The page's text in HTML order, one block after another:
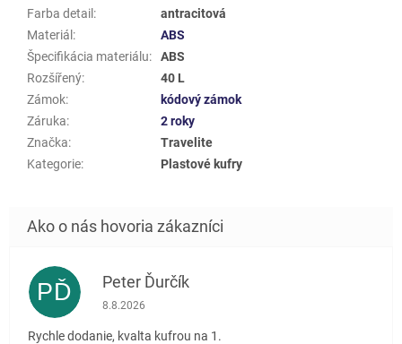
Farba detail :
antracitová
Materiál :
ABS
Špecifikácia materiálu:
ABS
Rozšířený:
40 L
Zámok:
kódový zámok
Záruka:
2 roky
Značka:
Travelite
Kategorie: Plastové kufry
PĎ Peter Ďurčík
Hodnotenie obchodu je 5 z 5 hviezdičiek.
8.8.2026
Rychle dodanie, kvalta kufrou na 1.